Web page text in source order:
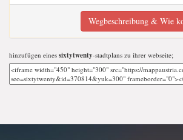
Wegbeschreibung & Wie
hinzufügen eines sixtytwenty-stadtplans zu ihrer webseite;